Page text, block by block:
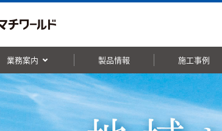
業務案内 製品情報 施工事例